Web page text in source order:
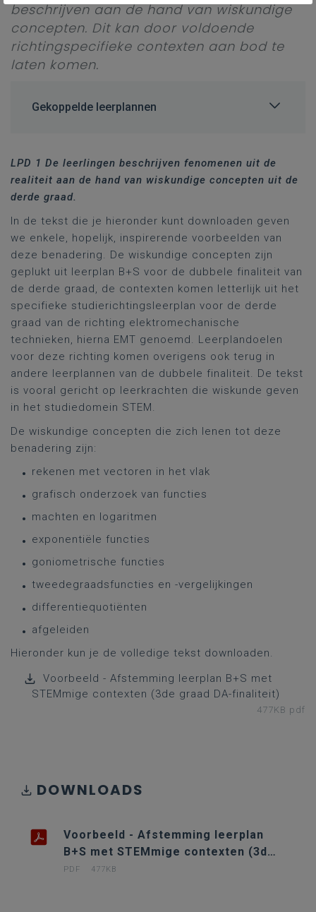
beschrijven aan de hand van wiskundige
concepten. Dit kan door voldoende
richtingspecifieke contexten aan bod te
laten komen.
Gekoppelde leerplannen
LPD 1 De leerlingen beschrijven fenomenen uit de
realiteit aan de hand van wiskundige concepten uit de
derde graad.
In de tekst die je hieronder kunt downloaden geven
we enkele, hopelijk, inspirerende voorbeelden van
deze benadering. De wiskundige concepten zijn
geplukt uit leerplan B+S voor de dubbele finaliteit van
de derde graad, de contexten komen letterlijk uit het
specifieke studierichtingsleerplan voor de derde
graad van de richting elektromechanische
technieken, hierna EMT genoemd. Leerplandoelen
voor deze richting komen overigens ook terug in
andere leerplannen van de dubbele finaliteit. De tekst
is vooral gericht op leerkrachten die wiskunde geven
in het studiedomein STEM.
De wiskundige concepten die zich lenen tot deze
benadering zijn:
rekenen met vectoren in het vlak
grafisch onderzoek van functies
machten en logaritmen
exponentiële functies
goniometrische functies
tweedegraadsfuncties en -vergelijkingen
differentiequotiënten
afgeleiden
Hieronder kun je de volledige tekst downloaden.
Voorbeeld - Afstemming leerplan B+S met
STEMmige contexten (3de graad DA-finaliteit)
477KB pdf
DOWNLOADS
Voorbeeld - Afstemming leerplan
B+S met STEMmige contexten (3de
graad DA-finaliteit)
PDF 477KB